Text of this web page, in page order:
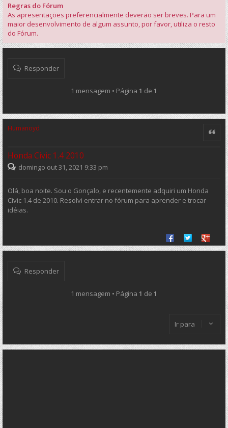
Regras do Fórum
As apresentações preferencialmente deverão ser breves. Para um
maior desenvolvimento de algum assunto, por favor, utiliza o resto
do Fórum.
Responder
1 mensagem • Página 1 de 1
Humanoyd
Honda Civic 1.4 2010
Citar
domingo out 31, 2021 9:33 pm
Olá, boa noite. Sou o Gonçalo, e recentemente adquiri um Honda
Civic 1.4 de 2010. Resolvi entrar no fórum para aprender e trocar
idéias.
Share on Facebook
Share on
Share
Responder
1 mensagem • Página 1 de 1
Ir para